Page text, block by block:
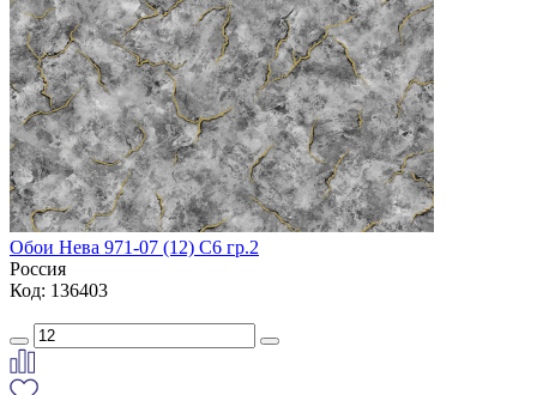
Обои Нева 971-07 (12) С6 гр.2
Россия
Код: 136403